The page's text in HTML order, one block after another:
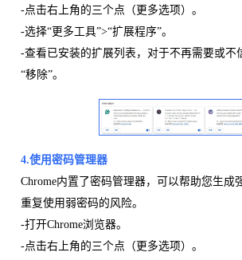
-点击右上角的三个点（更多选项）。
-选择“更多工具”>“扩展程序”。
-查看已安装的扩展列表，对于不再需要或不
“移除”。
4.使用密码管理器
Chrome内置了密码管理器，可以帮助您生成
重复使用弱密码的风险。
-打开Chrome浏览器。
-点击右上角的三个点（更多选项）。